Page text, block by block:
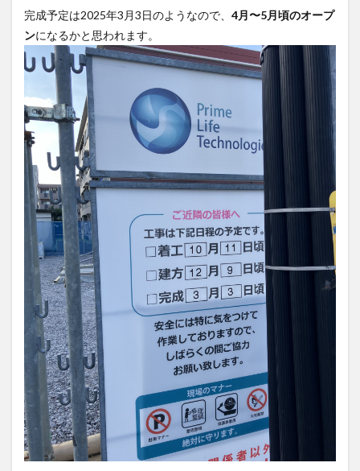
ンになるかと思われます。
2024年10月に「玉泉院 光吉会館」がオープンしており、中